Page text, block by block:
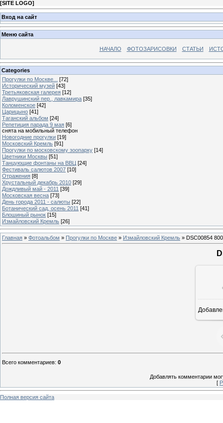
[SITE LOGO]
Вход на сайт
Меню сайта
НАЧАЛО ФОТОЗАРИСОВКИ СТАТЬИ
Categories
Прогулки по Москве...
[72]
Исторический музей [43]
Третьяковская галерея [12]
Лаврушинский пер., лавкамира [35]
Коломенское [42]
Царицыно [41]
Таганский альбом [24]
Репетиция парада 9 мая [6]
снята на мобильный телефон
Новогодние прогулки [19]
Московский Кремль [91]
Прогулки по московскому зоопарку [14]
Цветники Москвы [51]
Танцующие фонтаны на ВВЦ [24]
Фестиваль салютов 2007 [10]
Отражения [8]
Хрустальный декабрь 2010 [29]
Дождливый май - 2011 [39]
Московская весна [73]
День города 2011 - салюты [22]
Ботанический сад, осень 2011 [41]
Блошиный рынок [15]
Измайловский Кремль [26]
Главная » Фотоальбом » Прогулки по Москве » Измайловский Кремль » DSC00854 800
Всего комментариев: 0
Добавлять комментарии
[
Полная версия сайта